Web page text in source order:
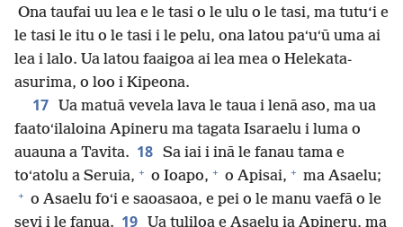
Ona taufai uu lea e le tasi o le ulu o le tasi, ma tutu‘i e
le tasi le itu o le tasi i le pelu, ona latou paʻuʻū uma ai
lea i lalo. Ua latou faaigoa ai lea mea o Helekata-
asurima, o loo i Kipeona.
17
Ua matuā vevela lava le taua i lenā aso, ma ua
faatoʻilaloina Apineru ma tagata Isaraelu i luma o
auauna a Tavita. 18 Sa iai i inā le fanau tama e
toʻatolu a Seruia, + o Ioapo, + o Apisai, + ma Asaelu;
+ o Asaelu foʻi e saoasaoa, e pei o le manu vaefā o le
sevi i le fanua. 19
Ua tuliloa e Asaelu ia Apineru, ma